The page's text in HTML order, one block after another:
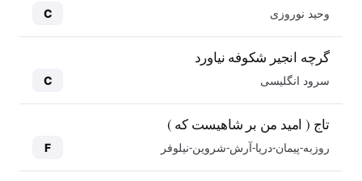
وحید نوروزی C
گرچه انجیر شکوفه نیاورد
سرود انگلیسی C
تاج ( امید من بر شاهیست که )
روزبه-پیمان-دریا-آرش-شروین-نیلوفر F